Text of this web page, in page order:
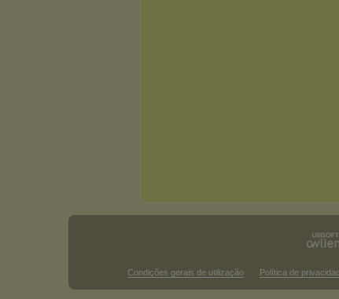
Condições gerais de utilização Política de